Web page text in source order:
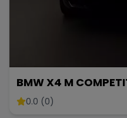
BMW X4 M
0.0 (0)